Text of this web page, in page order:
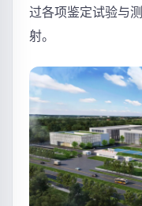
过各项鉴定试验与
射。